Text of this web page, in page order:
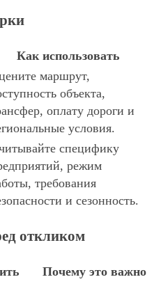
Как использовать
маршрут,
объекта,
оплату дороги и
условия.
специфику
режим
требования
и сезонность.
откликом
Почему это важно